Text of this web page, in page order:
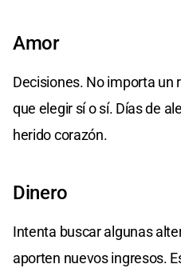
Amor
Decisiones. No importa un
que elegir sí o sí. Días de
herido corazón.
Dinero
Intenta buscar algunas
aporten nuevos ingresos.